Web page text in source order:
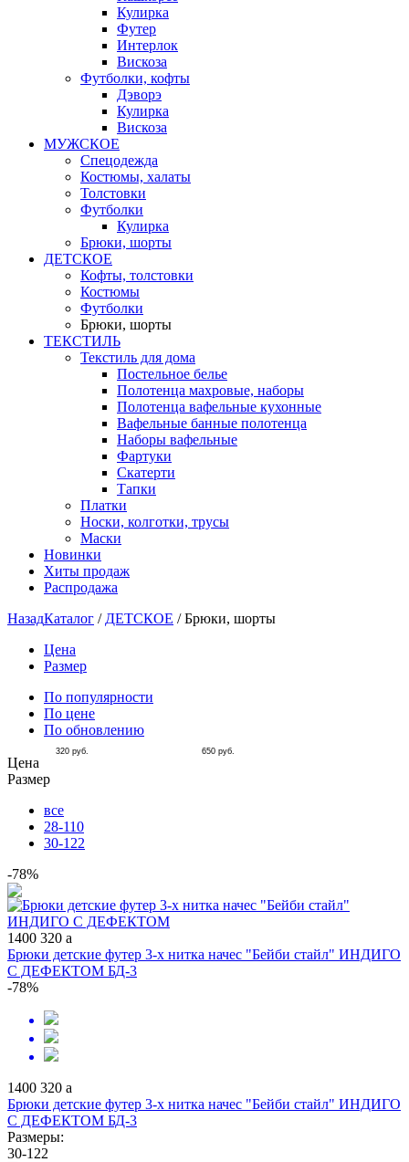
Кулирка
Футер
Интерлок
Вискоза
Футболки, кофты
Дэворэ
Кулирка
Вискоза
МУЖСКОЕ
Спецодежда
Костюмы, халаты
Толстовки
Футболки
Кулирка
Брюки, шорты
ДЕТСКОЕ
Кофты, толстовки
Костюмы
Футболки
Брюки, шорты
ТЕКСТИЛЬ
Текстиль для дома
Постельное белье
Полотенца махровые, наборы
Полотенца вафельные кухонные
Вафельные банные полотенца
Наборы вафельные
Фартуки
Скатерти
Тапки
Платки
Носки, колготки, трусы
Маски
Новинки
Хиты продаж
Распродажа
НазадКаталог / ДЕТСКОЕ /Брюки, шорты
Цена
Размер
По популярности
По цене
По обновлению
Цена
320 руб. 650 руб.
Размер
все
28-110
30-122
-78%
1400 320 a
Брюки детские футер 3-х нитка начес "Бейби стайл" ИНДИГО
С ДЕФЕКТОМ БД-3
-78%
1400 320 a
Брюки детские футер 3-х нитка начес "Бейби стайл" ИНДИГО
С ДЕФЕКТОМ БД-3
Размеры:
30-122